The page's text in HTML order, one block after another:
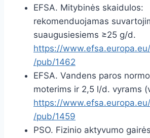
EFSA. Mitybinės skaidulos:
rekomenduojamas
suaugusiesiems ≥25 g/d.
https://
/pub/1462
EFSA. Vandens paros
moterims ir 2,5 l/d. vyrams
https://
/pub/1459
PSO. Fizinio aktyvumo gairės